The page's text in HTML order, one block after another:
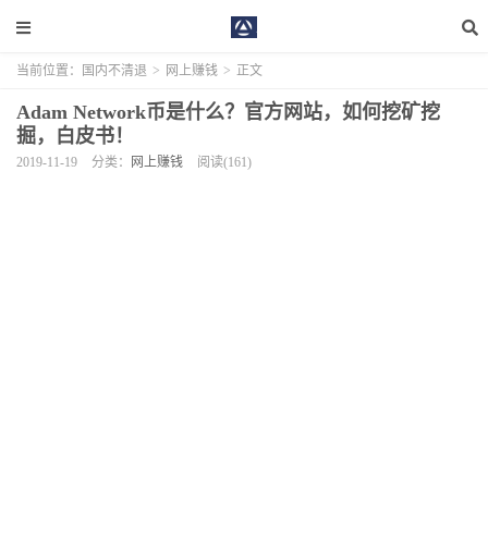
当前位置： 国内不清退 > 网上赚钱 > 正文
Adam Network币是什么？官方网站，如何挖矿挖
掘，白皮书！
2019-11-19 分类： 网上赚钱 阅读(161)